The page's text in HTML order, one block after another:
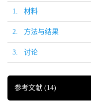
1. 材料
2. 方法与结果
3. 讨论
参考文献 (14)